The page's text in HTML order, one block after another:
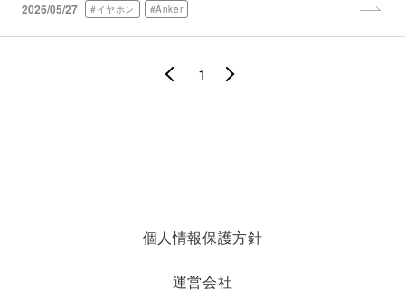
2026/05/27 #イヤホン #Anker
1
個人情報保護方針
運営会社